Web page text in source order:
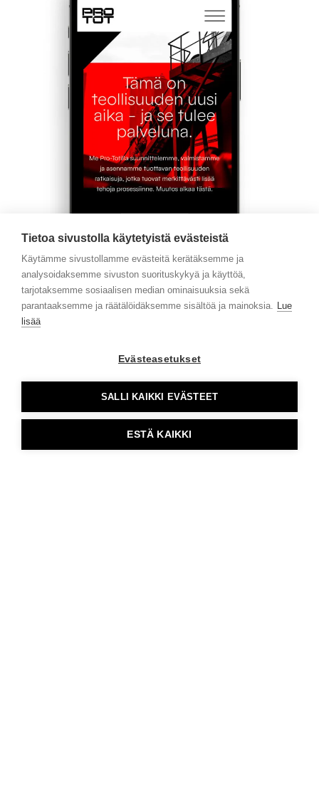
Tietoa sivustolla käytetyistä evästeistä
Käytämme sivustollamme evästeitä kerätäksemme ja
analysoidaksemme sivuston suorituskykyä ja käyttöä,
tarjotaksemme sosiaalisen median ominaisuuksia sekä
parantaaksemme ja räätälöidäksemme sisältöä ja mainoksia. Lue
lisää
Evästeasetukset
SALLI KAIKKI EVÄSTEET
ESTÄ KAIKKI
Sisältöjen taittoon ja elementtien asemointiin
suunniteltiin muutama tavanomaisesta poikkeava
moduuli. Niillä saatiin helposti rohkeaa ja näyttävää
ilmettä sivuille. Lisäksi pientä ilmeen mukaista twistiä
lisättiin joillekin perinteisemmille moduuleille,
unohtamatta yksinkertaisia ja selkeitä perussisällön